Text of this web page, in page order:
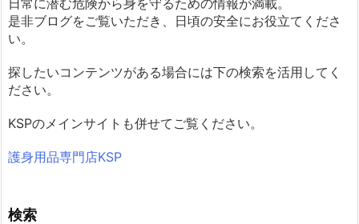
是非ブログをご覧いただき、日頃の安全にお役立てくださ
い。
探したいコンテンツがある場合には下の検索を活用してく
ださい。
KSPのメインサイトも併せてご覧ください。
護身用品専門店KSP
検索